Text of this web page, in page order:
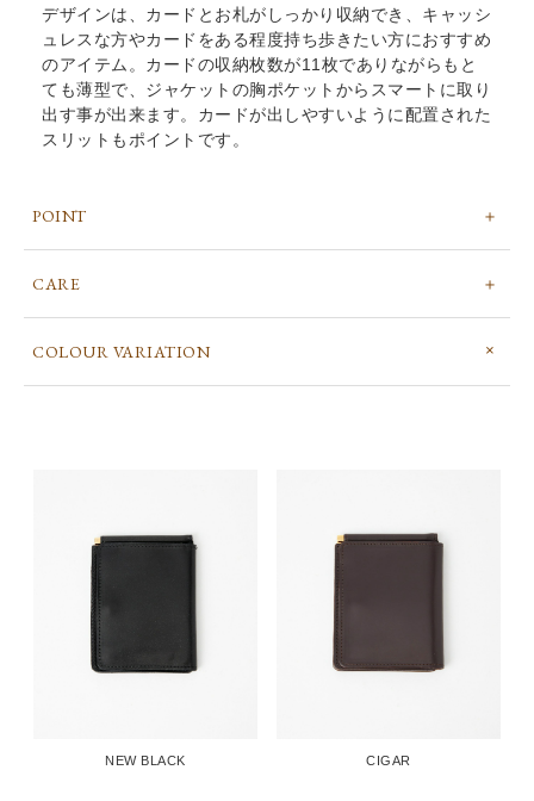
デザインは、カードとお札がしっかり収納でき、キャッシ
ュレスな方やカードをある程度持ち歩きたい方におすすめ
のアイテム。カードの収納枚数が11枚でありながらもと
ても薄型で、ジャケットの胸ポケットからスマートに取り
出す事が出来ます。カードが出しやすいように配置された
スリットもポイントです。
POINT
CARE
COLOUR VARIATION
NEW BLACK CIGAR